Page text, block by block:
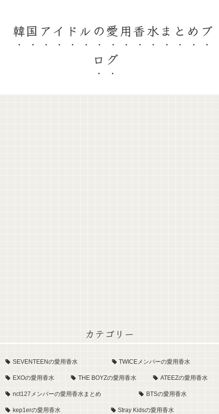
韓国アイドルの愛用香水まとめブ
ログ
カテゴリー
SEVENTEENの愛用香水 TWICEメンバーの愛用香水
EXOの愛用香水 THE BOYZの愛用香水 ATEEZの愛用香水
nct127メンバーの愛用香水まとめ BTSの愛用香水
kep1erの愛用香水 Stray Kidsの愛用香水